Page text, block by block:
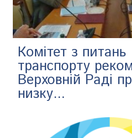
​Комітет з питань
транспорту
Верховній Раді
низку...